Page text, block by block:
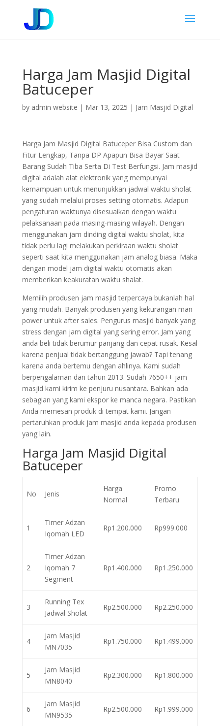
Harga Jam Masjid Digital
Batuceper
by admin website | Mar 13, 2025 | Jam Masjid Digital
Harga Jam Masjid Digital Batuceper Bisa Custom dan
Fitur Lengkap, Tanpa DP Apapun Bisa Bayar Saat
Barang Sudah Tiba Serta Di Test Berfungsi. Jam masjid
digital adalah alat elektronik yang mempunyai
kemampuan untuk menunjukkan jadwal waktu sholat
yang sudah melalui proses setting otomatis. Adapun
pengaturan waktunya disesuaikan dengan waktu
pelaksanaan pada masing-masing wilayah. Dengan
menggunakan jam dinding digital waktu sholat, kita
tidak perlu lagi melakukan perkiraan waktu sholat
seperti saat kita menggunakan jam analog biasa. Maka
dengan model jam digital waktu otomatis akan
memberikan keakuratan waktu shalat.
Memilih produsen jam masjid terpercaya bukanlah hal
yang mudah. Banyak produsen yang kekurangan man
power untuk after sales. Pengurus masjid banyak yang
stress dengan jam digital yang sering error. Jam yang
anda beli tidak berumur panjang dan cepat rusak. Kesal
karena penjual tidak bertanggung jawab? Tapi tenang
karena anda bertemu dengan ahlinya. Kami sudah
berpengalaman dari tahun 2013. Sudah 7650++ jam
masjid kami kirim ke penjuru nusantara. Bahkan ada
sebagian yang kami ekspor ke manca negara. Pastikan
Anda memesan produk di tempat kami. Jangan
pertaruhkan produk jam masjid anda kepada produsen
yang lain.
Harga Jam Masjid Digital
Batuceper
No Jenis
Harga
Normal
Promo
Terbaru
1
Timer Adzan
Iqomah LED
Rp1.200.000 Rp999.000
2
Timer Adzan
Iqomah 7
Segment
Rp1.400.000 Rp1.250.000
3
Running Tex
Jadwal Sholat
Rp2.500.000 Rp2.250.000
4
Jam Masjid
MN7035
Rp1.750.000 Rp1.499.000
5
Jam Masjid
MN8040
Rp2.300.000 Rp1.800.000
6
Jam Masjid
MN9535
Rp2.500.000 Rp1.999.000